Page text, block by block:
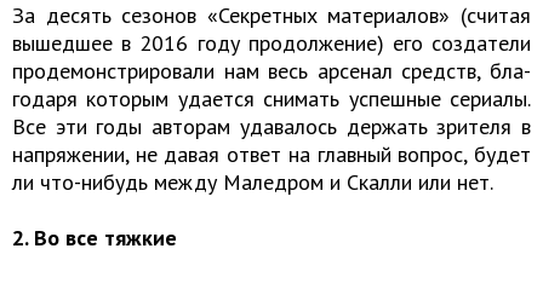
За де­сять се­зо­нов «Сек­рет­ных ма­те­ри­а­лов» (счи­тая
вы­шед­шее в 2016 году про­дол­же­ние) его со­зда­те­ли
про­де­мон­стри­ро­ва­ли нам весь ар­се­нал средств, бла­
го­да­ря ко­то­рым уда­ет­ся сни­мать успеш­ные се­ри­а­лы.
Все эти годы ав­то­рам уда­ва­лось дер­жать зри­те­ля в
на­пря­же­нии, не давая ответ на глав­ный во­прос, будет
ли что-ни­будь между Ма­ледром и Скал­ли или нет.
2. Во все тяжкие